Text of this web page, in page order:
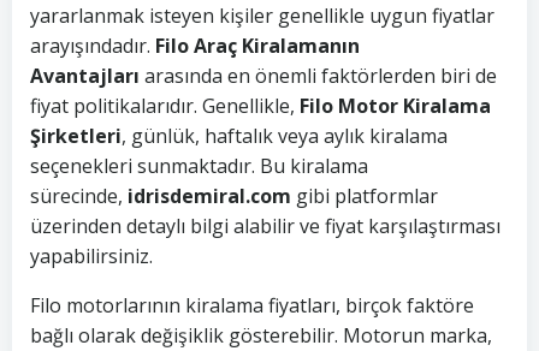
yararlanmak isteyen kişiler genellikle uygun fiyatlar
arayışındadır. Filo Araç Kiralamanın
Avantajları arasında en önemli faktörlerden biri de
fiyat politikalarıdır. Genellikle, Filo Motor Kiralama
Şirketleri, günlük, haftalık veya aylık kiralama
seçenekleri sunmaktadır. Bu kiralama
sürecinde, idrisdemiral.com gibi platformlar
üzerinden detaylı bilgi alabilir ve fiyat karşılaştırması
yapabilirsiniz.
Filo motorlarının kiralama fiyatları, birçok faktöre
bağlı olarak değişiklik gösterebilir. Motorun marka,